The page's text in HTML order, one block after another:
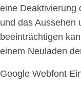
eine Deaktivierung
und das Aussehen
beeinträchtigen
einem Neuladen
Google Webfont